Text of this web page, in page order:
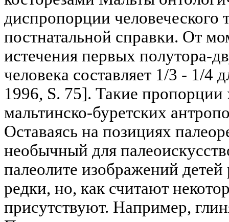
диспропорции человеческого
постнатальной справки. От
истечения первых полутора-
человека составляет 1/3 - 1/4
1996, S. 75]. Такие пропорции
мальтинско-буретских
Оставаясь на позициях
необычный для
палеолите изображений
редки, но, как считают
присутствуют. Например,